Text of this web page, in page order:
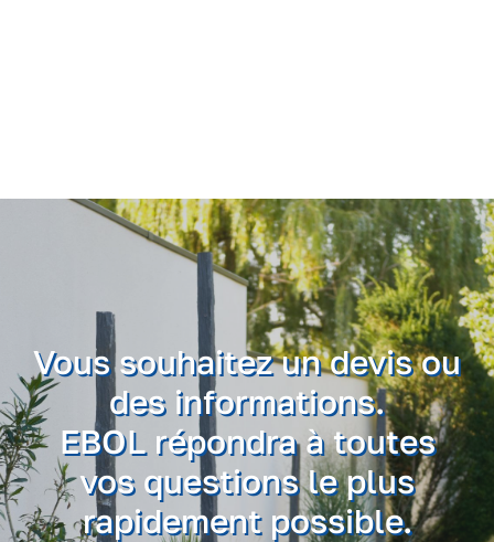
Vous souhaitez un devis ou
des informations.
EBOL répondra à toutes
vos questions le plus
rapidement possible.